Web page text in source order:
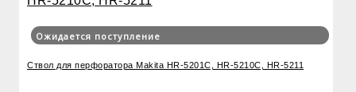
Ожидается поступление
Ствол для перфоратора Makita HR-5201C, HR-5210C, HR-5211